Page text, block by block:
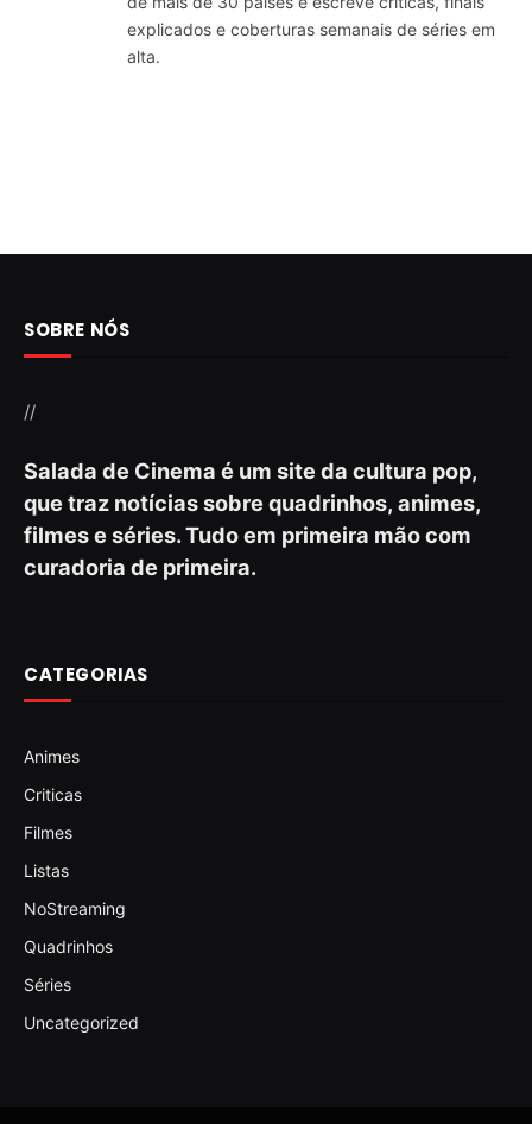
explicados e coberturas semanais de séries em
alta.
SOBRE NÓS
//
Salada de Cinema é um site da cultura pop,
que traz notícias sobre quadrinhos, animes,
filmes e séries. Tudo em primeira mão com
curadoria de primeira.
CATEGORIAS
Animes
Criticas
Filmes
Listas
NoStreaming
Quadrinhos
Séries
Uncategorized